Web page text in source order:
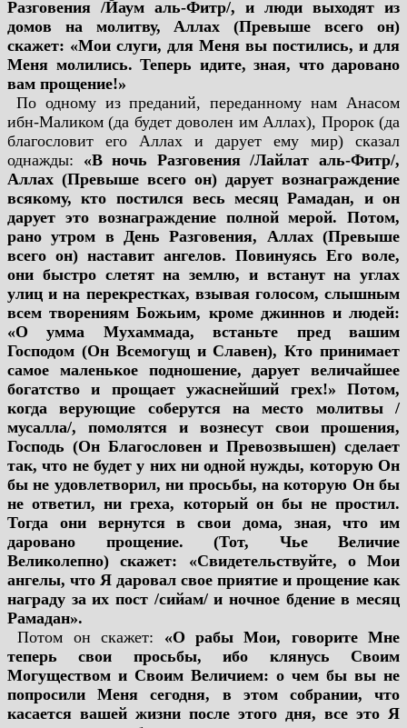
Разговения /Йаум аль-Фитр/, и люди выходят из
домов на молитву, Аллах (Превыше всего он)
скажет: «Мои слуги, для Меня вы постились, и для
Меня молились. Теперь идите, зная, что даровано
вам прощение!»
По одному из преданий, переданному нам Анасом
ибн-Маликом (да будет доволен им Аллах), Пророк (да
благословит его Аллах и дарует ему мир) сказал
однажды: «В ночь Разговения /Лайлат аль-Фитр/,
Аллах (Превыше всего он) дарует вознаграждение
всякому, кто постился весь месяц Рамадан, и он
дарует это вознаграждение полной мерой. Потом,
рано утром в День Разговения, Аллах (Превыше
всего он) наставит ангелов. Повинуясь Его воле,
они быстро слетят на землю, и встанут на углах
улиц и на перекрестках, взывая голосом, слышным
всем творениям Божьим, кроме джиннов и людей:
«О умма Мухаммада, встаньте пред вашим
Господом (Он Всемогущ и Славен), Кто принимает
самое маленькое подношение, дарует величайшее
богатство и прощает ужаснейший грех!» Потом,
когда верующие соберутся на место молитвы /
мусалла/, помолятся и вознесут свои прошения,
Господь (Он Благословен и Превозвышен) сделает
так, что не будет у них ни одной нужды, которую Он
бы не удовлетворил, ни просьбы, на которую Он бы
не ответил, ни греха, который он бы не простил.
Тогда они вернутся в свои дома, зная, что им
даровано прощение. (Тот, Чье Величие
Великолепно) скажет: «Свидетельствуйте, о Мои
ангелы, что Я даровал свое приятие и прощение как
награду за их пост /сийам/ и ночное бдение в месяц
Рамадан».
Потом он скажет: «О рабы Мои, говорите Мне
теперь свои просьбы, ибо клянусь Своим
Могуществом и Своим Величием: о чем бы вы не
попросили Меня сегодня, в этом собрании, что
касается вашей жизни после этого дня, все это Я